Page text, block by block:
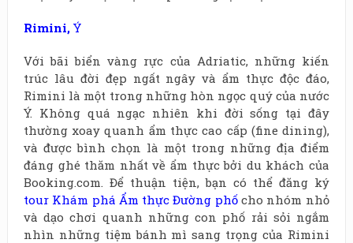
Rimini,Ý
Với bãi biển vàng rực của Adriatic, những kiến
trúc lâu đời đẹp ngất ngây và ẩm thực độc đáo,
Rimini là một trong những hòn ngọc quý của nước
Ý. Không quá ngạc nhiên khi đời sống tại đây
thường xoay quanh ẩm thực cao cấp (fine dining),
và được bình chọn là một trong những địa điểm
đáng ghé thăm nhất về ẩm thực bởi du khách của
Booking.com. Để thuận tiện, bạn có thể đăng ký
tour Khám phá Ẩm thực Đường phốcho nhóm nhỏ
và dạo chơi quanh những con phố rải sỏi ngắm
nhìn những tiệm bánh mì sang trọng của Rimini